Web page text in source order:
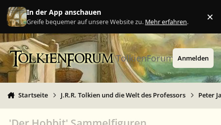
Zu Inhalt springen
In der App anschauen
Greife bequemer auf unsere Website zu. Mehr erfahren. ×
TolkienForum Anmelden
Startseite J.R.R. Tolkien und die Welt des Professors Peter